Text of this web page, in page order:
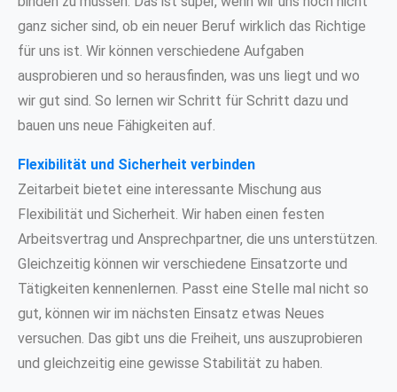
ganz sicher sind, ob ein neuer Beruf wirklich das Richtige
für uns ist. Wir können verschiedene Aufgaben
ausprobieren und so herausfinden, was uns liegt und wo
wir gut sind. So lernen wir Schritt für Schritt dazu und
bauen uns neue Fähigkeiten auf.
Flexibilität und Sicherheit verbinden
Zeitarbeit bietet eine interessante Mischung aus
Flexibilität und Sicherheit. Wir haben einen festen
Arbeitsvertrag und Ansprechpartner, die uns unterstützen.
Gleichzeitig können wir verschiedene Einsatzorte und
Tätigkeiten kennenlernen. Passt eine Stelle mal nicht so
gut, können wir im nächsten Einsatz etwas Neues
versuchen. Das gibt uns die Freiheit, uns auszuprobieren
und gleichzeitig eine gewisse Stabilität zu haben.